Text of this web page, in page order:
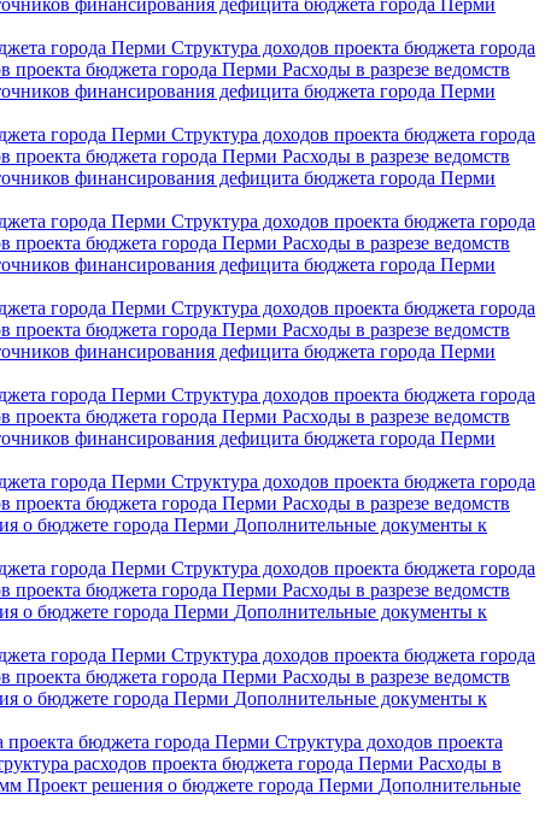
финансирования дефицита бюджета города Перми
города Перми Структура доходов проекта бюджета города
проекта бюджета города Перми Расходы в разрезе ведомств
финансирования дефицита бюджета города Перми
города Перми Структура доходов проекта бюджета города
проекта бюджета города Перми Расходы в разрезе ведомств
финансирования дефицита бюджета города Перми
города Перми Структура доходов проекта бюджета города
проекта бюджета города Перми Расходы в разрезе ведомств
финансирования дефицита бюджета города Перми
города Перми Структура доходов проекта бюджета города
проекта бюджета города Перми Расходы в разрезе ведомств
финансирования дефицита бюджета города Перми
города Перми Структура доходов проекта бюджета города
проекта бюджета города Перми Расходы в разрезе ведомств
финансирования дефицита бюджета города Перми
города Перми Структура доходов проекта бюджета города
проекта бюджета города Перми Расходы в разрезе ведомств
о бюджете города Перми Дополнительные документы к
города Перми Структура доходов проекта бюджета города
проекта бюджета города Перми Расходы в разрезе ведомств
о бюджете города Перми Дополнительные документы к
города Перми Структура доходов проекта бюджета города
проекта бюджета города Перми Расходы в разрезе ведомств
о бюджете города Перми Дополнительные документы к
проекта бюджета города Перми Структура доходов проекта
расходов проекта бюджета города Перми Расходы в
Проект решения о бюджете города Перми Дополнительные